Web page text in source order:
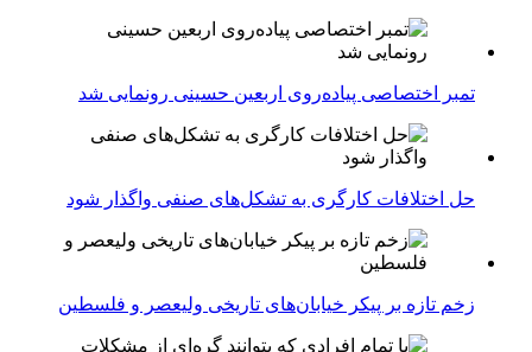
تمبر اختصاصی پیاده‌روی اربعین حسینی رونمایی شد
حل اختلافات کارگری به تشکل‌های صنفی واگذار شود
زخم تازه بر پیکر خیابان‌های تاریخی ولیعصر و فلسطین